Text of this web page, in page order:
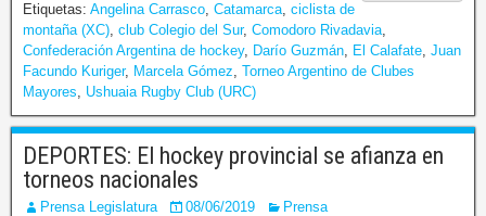
Etiquetas: Angelina Carrasco Catamarca ciclista de
montaña (XC) club Colegio del Sur, Comodoro Rivadavia
Confederación Argentina de hockey, Darío Guzmán El Calafate Juan
Facundo Kuriger, Marcela Gómez Torneo Argentino de Clubes
Mayores
Ushuaia Rugby Club (URC)
DEPORTES: El hockey provincial se afianza en
torneos nacionales
Prensa Legislatura 08/06/2019 Prensa